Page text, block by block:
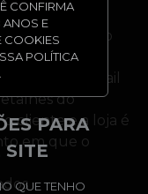
CONFIRMA
ANOS E
COOKIES
POLÍTICA
PARA
SITE
QUE TENHO
será cobrado
um e-mail
do
cliente e a loja é
em que o